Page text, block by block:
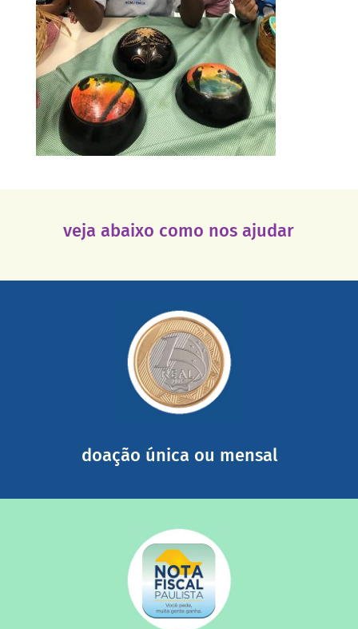
veja abaixo como nos ajudar
doação única ou mensal
mail mostrando tudo o que fizemos com a sua ajuda
somada a de outras pessoas.
saiba mais
saiba mais